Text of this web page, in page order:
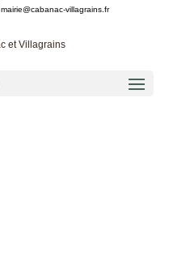
mairie@cabanac-villagrains.fr